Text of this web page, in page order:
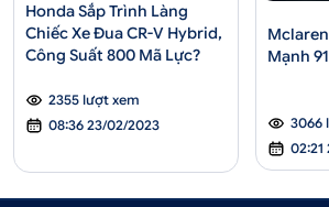
Honda Sắp Trình Làng
Chiếc Xe Đua CR-V Hybrid,
Công Suất 800 Mã Lực?
2355 lượt xem
08:36 23/02/2023
Mạnh
3066
02:21